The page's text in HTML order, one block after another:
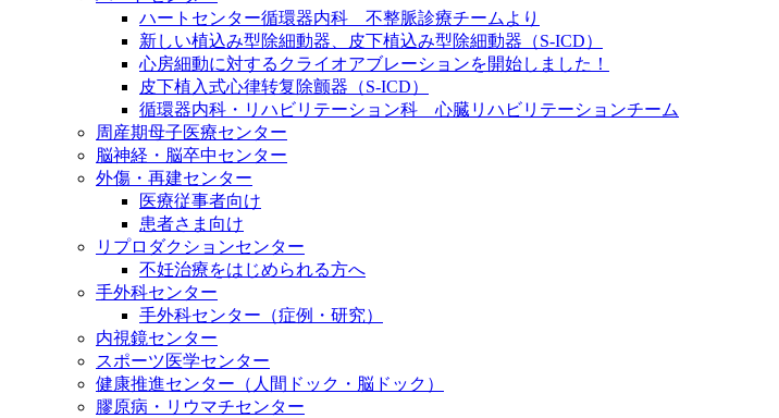
ハートセンター循環器内科 不整脈診療チームより
新しい植込み型除細動器、皮下植込み型除細動器（S-ICD）
心房細動に対するクライオアブレーションを開始しました！
皮下植入式心律转复除颤器（S-ICD）
循環器内科・リハビリテーション科 心臓リハビリテーションチーム
周産期母子医療センター
脳神経・脳卒中センター
外傷・再建センター
医療従事者向け
患者さま向け
リプロダクションセンター
不妊治療をはじめられる方へ
手外科センター
手外科センター（症例・研究）
内視鏡センター
スポーツ医学センター
健康推進センター（人間ドック・脳ドック）
膠原病・リウマチセンター